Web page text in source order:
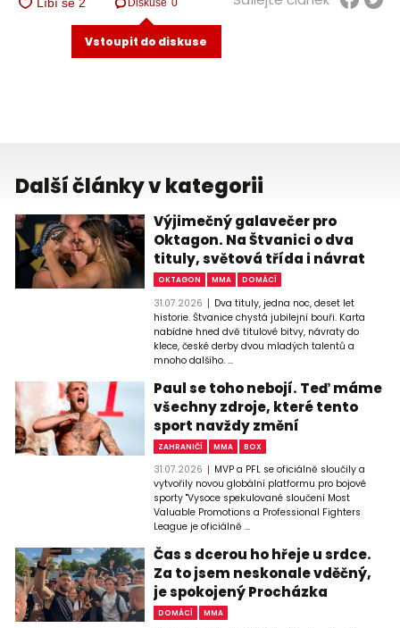
Diskuse 0
Vstoupit do diskuse
Další články v kategorii
Výjimečný galavečer pro
Oktagon. Na Štvanici o dva
tituly, světová třída i návrat
OKTAGON MMA DOMÁCÍ
31.07.2026
Dva tituly, jedna noc, deset let
historie. Štvanice chystá jubilejní bouři. Karta
nabídne hned dvě titulové bitvy, návraty do
klece, české derby dvou mladých talentů a
mnoho dalšího. ...
Paul se toho nebojí. Teď máme
všechny zdroje, které tento
sport navždy změní
ZAHRANIČÍ MMA BOX
31.07.2026
MVP a PFL se oficiálně sloučily a
vytvořily novou globální platformu pro bojové
sporty "Vysoce spekulované sloučení Most
Valuable Promotions a Professional Fighters
League je oficiálně ...
Čas s dcerou ho hřeje u srdce.
Za to jsem neskonale vděčný,
je spokojený Procházka
DOMÁCÍ MMA